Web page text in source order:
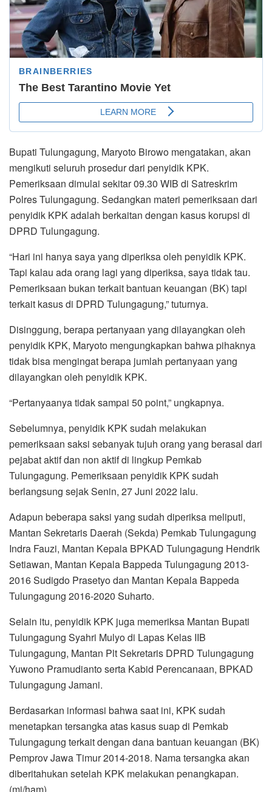
Bupati Tulungagung, Maryoto Birowo mengatakan, akan
mengikuti seluruh prosedur dari penyidik KPK.
Pemeriksaan dimulai sekitar 09.30 WIB di Satreskrim
Polres Tulungagung. Sedangkan materi pemeriksaan dari
penyidik KPK adalah berkaitan dengan kasus korupsi di
DPRD Tulungagung.
“Hari ini hanya saya yang diperiksa oleh penyidik KPK.
Tapi kalau ada orang lagi yang diperiksa, saya tidak tau.
Pemeriksaan bukan terkait bantuan keuangan (BK) tapi
terkait kasus di DPRD Tulungagung,” tuturnya.
Disinggung, berapa pertanyaan yang dilayangkan oleh
penyidik KPK, Maryoto mengungkapkan bahwa pihaknya
tidak bisa mengingat berapa jumlah pertanyaan yang
dilayangkan oleh penyidik KPK.
“Pertanyaanya tidak sampai 50 point,” ungkapnya.
Sebelumnya, penyidik KPK sudah melakukan
pemeriksaan saksi sebanyak tujuh orang yang berasal dari
pejabat aktif dan non aktif di lingkup Pemkab
Tulungagung. Pemeriksaan penyidik KPK sudah
berlangsung sejak Senin, 27 Juni 2022 lalu.
Adapun beberapa saksi yang sudah diperiksa meliputi,
Mantan Sekretaris Daerah (Sekda) Pemkab Tulungagung
Indra Fauzi, Mantan Kepala BPKAD Tulungagung Hendrik
Setiawan, Mantan Kepala Bappeda Tulungagung 2013-
2016 Sudigdo Prasetyo dan Mantan Kepala Bappeda
Tulungagung 2016-2020 Suharto.
Selain itu, penyidik KPK juga memeriksa Mantan Bupati
Tulungagung Syahri Mulyo di Lapas Kelas IIB
Tulungagung, Mantan Plt Sekretaris DPRD Tulungagung
Yuwono Pramudianto serta Kabid Perencanaan, BPKAD
Tulungagung Jamani.
Berdasarkan informasi bahwa saat ini, KPK sudah
menetapkan tersangka atas kasus suap di Pemkab
Tulungagung terkait dengan dana bantuan keuangan (BK)
Pemprov Jawa Timur 2014-2018. Nama tersangka akan
diberitahukan setelah KPK melakukan penangkapan.
(mj/ham)